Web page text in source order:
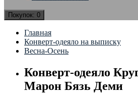
Покупок: 0
Главная
Конверт-одеяло на выписку
Весна-Осень
Конверт-одеяло
Марон Бязь Деми